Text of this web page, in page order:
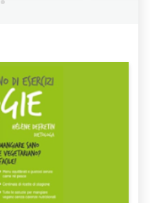
CONTROINDICAZIONI
MASSAGGIO SHIATSU: TECNICA,
BENEFICI E CONTROINDICAZIONI
MASSAGGIO ROLFING: TECNICA,
BENEFICI E CONTROINDICAZIONI
MASSAGGIO INFANTILE: TECNICA,
BENEFICI E CONTROINDICAZIONI
MASSOTERAPIA NEUROMUSCOLARE:
BENEFICI E CONTROINDICAZIONI